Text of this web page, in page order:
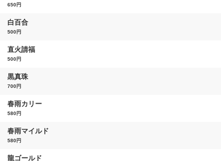
650円
白百合
500円
直火請福
500円
黒真珠
700円
春雨カリー
580円
春雨マイルド
580円
龍ゴールド